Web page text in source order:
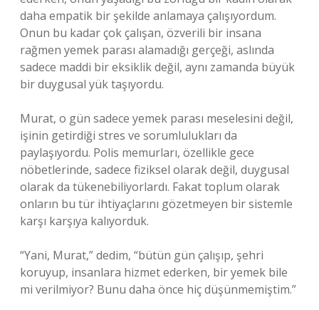
daha empatik bir şekilde anlamaya çalışıyordum.
Onun bu kadar çok çalışan, özverili bir insana
rağmen yemek parası alamadığı gerçeği, aslında
sadece maddi bir eksiklik değil, aynı zamanda büyük
bir duygusal yük taşıyordu.
Murat, o gün sadece yemek parası meselesini değil,
işinin getirdiği stres ve sorumlulukları da
paylaşıyordu. Polis memurları, özellikle gece
nöbetlerinde, sadece fiziksel olarak değil, duygusal
olarak da tükenebiliyorlardı. Fakat toplum olarak
onların bu tür ihtiyaçlarını gözetmeyen bir sistemle
karşı karşıya kalıyorduk.
“Yani, Murat,” dedim, “bütün gün çalışıp, şehri
koruyup, insanlara hizmet ederken, bir yemek bile
mi verilmiyor? Bunu daha önce hiç düşünmemiştim.”